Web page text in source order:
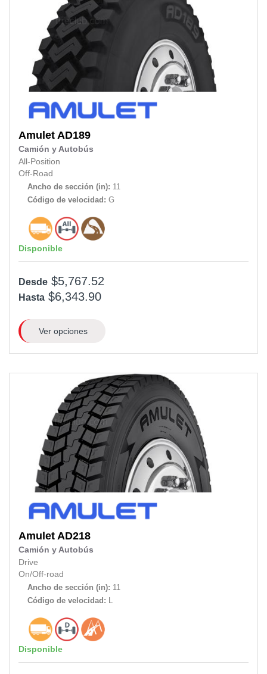
Amulet AD189
Camión y Autobús
All-Position
Off-Road
Ancho de sección (in): 11
Código de velocidad: G
Disponible
Desde $5,767.52
Hasta $6,343.90
Ver opciones
Amulet AD218
Camión y Autobús
Drive
On/Off-road
Ancho de sección (in): 11
Código de velocidad:
Disponible